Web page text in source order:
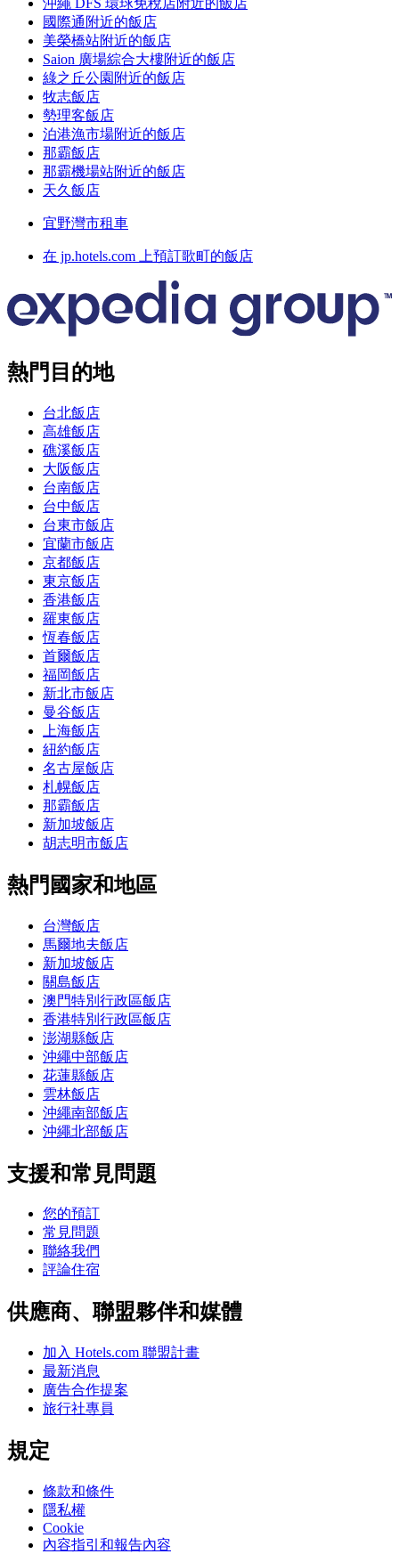
國際通附近的飯店
美榮橋站附近的飯店
Saion 廣場綜合大樓附近的飯店
綠之丘公園附近的飯店
牧志飯店
勢理客飯店
泊港漁市場附近的飯店
那霸飯店
那霸機場站附近的飯店
天久飯店
宜野灣市租車
在 jp.hotels.com 上預訂歌町的飯店
熱門目的地
台北飯店
高雄飯店
礁溪飯店
大阪飯店
台南飯店
台中飯店
台東市飯店
宜蘭市飯店
京都飯店
東京飯店
香港飯店
羅東飯店
恆春飯店
首爾飯店
福岡飯店
新北市飯店
曼谷飯店
上海飯店
紐約飯店
名古屋飯店
札幌飯店
那霸飯店
新加坡飯店
胡志明市飯店
熱門國家和地區
台灣飯店
馬爾地夫飯店
新加坡飯店
關島飯店
澳門特別行政區飯店
香港特別行政區飯店
澎湖縣飯店
沖繩中部飯店
花蓮縣飯店
雲林飯店
沖繩南部飯店
沖繩北部飯店
支援和常見問題
您的預訂
常見問題
聯絡我們
評論住宿
供應商、聯盟夥伴和媒體
加入 Hotels.com 聯盟計畫
最新消息
廣告合作提案
旅行社專員
規定
條款和條件
隱私權
Cookie
內容指引和報告內容